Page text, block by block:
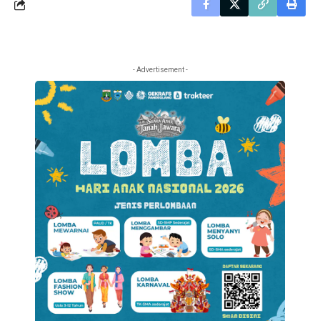
- Advertisement -